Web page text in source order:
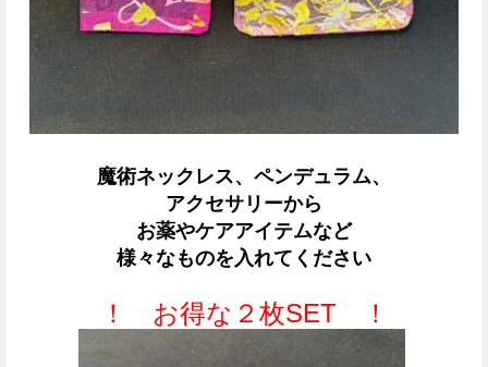
魔術ネックレス、ペンデュラム、
アクセサリーから
お薬やケアアイテムなど
様々なものを入れてください
！ お得な２枚SET ！